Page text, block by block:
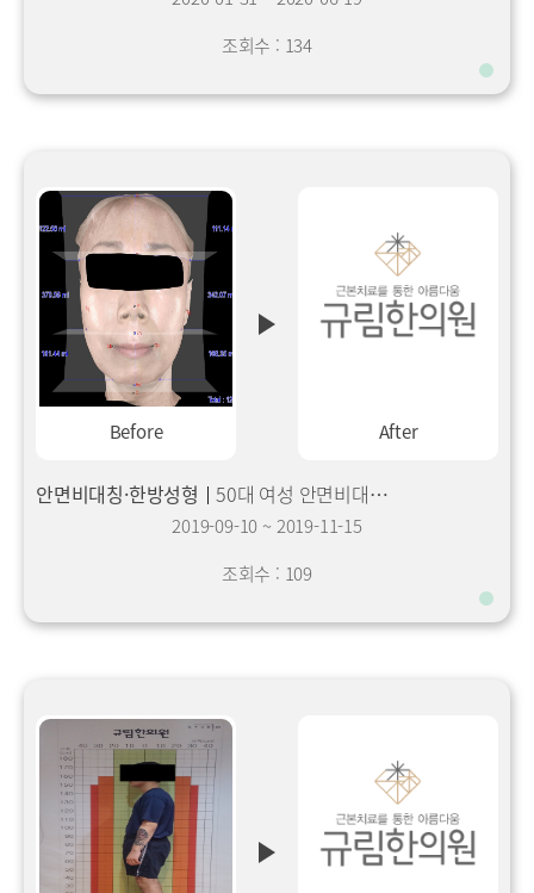
조회수 : 134
Before After
안면비대칭·한방성형 50대 여성 안면비대칭 치료 후기
2019-09-10 ~ 2019-11-15
조회수 : 109